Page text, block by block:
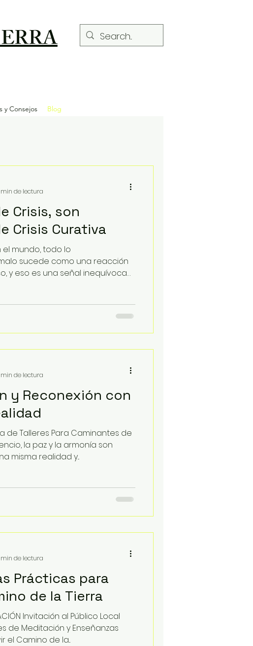
y Consejos Blog
Crisis, son
Crisis Curativa
mundo, todo lo
sucede como una reacción
y eso es una señal inequívoca
de lectura
y Reconexión con
de Talleres Para Caminantes de
la paz y la armonía son
misma realidad y...
de lectura
Prácticas para
de la Tierra
Invitación al Público Local
de Meditación y Enseñanzas
el Camino de la...
de lectura